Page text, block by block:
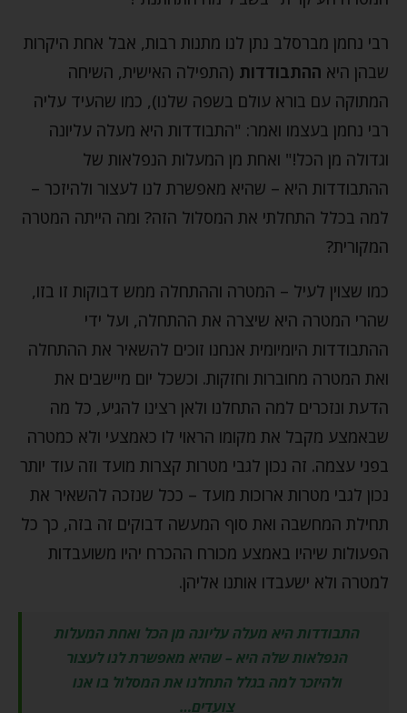
רבי נחמן מברסלב נתן לנו מתנות רבות, אבל אחת היקרות
שבהן היא ההתבודדות (התפילה האישית, השיחה
המתוקה עם בורא עולם בשפה שלנו), כמו שהעיד עליה
רבי נחמן בעצמו ואמר: "התבודדות היא מעלה עליונה
וגדולה מן הכל!" ואחת מן המעלות הנפלאות של
ההתבודדות היא – שהיא מאפשרת לנו לעצור ולהיזכר –
למה בכלל התחלתי את המסלול הזה? ומה הייתה המטרה
המקורית?
כמו שצוין לעיל – המטרה וההתחלה ממש דבוקות זו בזו,
שהרי המטרה היא שיצרה את ההתחלה, ועל ידי
ההתבודדות היומיומית אנחנו זוכים להשאיר את ההתחלה
ואת המטרה מחוברות וחזקות. וכשכל יום מיישבים את
הדעת ונזכרים למה התחלנו ולאן רצינו להגיע, כל מה
שבאמצע מקבל את מקומו הראוי לו כאמצעי ולא כמטרה
בפני עצמה. זה נכון לגבי מטרות קצרות מועד וזה עוד יותר
נכון לגבי מטרות ארוכות מועד – ככל שנזכה להשאיר את
תחילת המחשבה ואת סוף המעשה דבוקים זה בזה, כך כל
הפעולות שיהיו באמצע מכורח ההכרח יהיו משועבדות
למטרה ולא ישעבדו אותנו אליהן.
התבודדות היא מעלה עליונה מן הכל ואחת המעלות
הנפלאות שלה היא – שהיא מאפשרת לנו לעצור
ולהיזכר למה בגלל התחלנו את המסלול בו אנו
צועדים…